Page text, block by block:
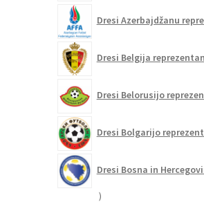
Dresi Azerbajdžanu
Dresi Belgija
Dresi Belorusijo
Dresi Bolgarijo
Dresi Bosna in
20